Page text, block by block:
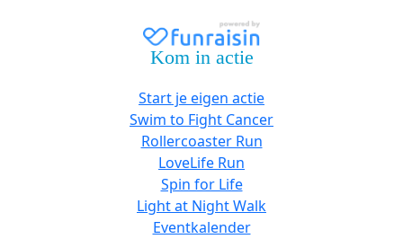
Kom in actie
Start je eigen actie
Swim to Fight Cancer
Rollercoaster Run
LoveLife Run
Spin for Life
Light at Night Walk
Eventkalender